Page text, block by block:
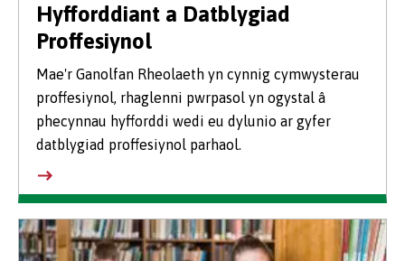
Hyfforddiant a Datblygiad
Proffesiynol
Mae'r Ganolfan Rheolaeth yn cynnig cymwysterau
proffesiynol, rhaglenni pwrpasol yn ogystal â
phecynnau hyfforddi wedi eu dylunio ar gyfer
datblygiad proffesiynol parhaol.